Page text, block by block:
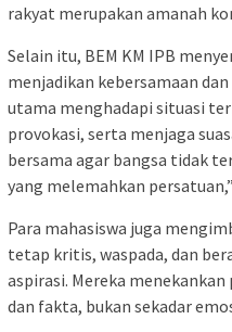
rakyat merupakan amanah
Selain itu, BEM KM IPB
menjadikan kebersamaan
utama menghadapi situasi
provokasi, serta menjaga
bersama agar bangsa tidak
yang melemahkan
Para mahasiswa juga
tetap kritis, waspada, dan
aspirasi. Mereka
dan fakta, bukan sekadar